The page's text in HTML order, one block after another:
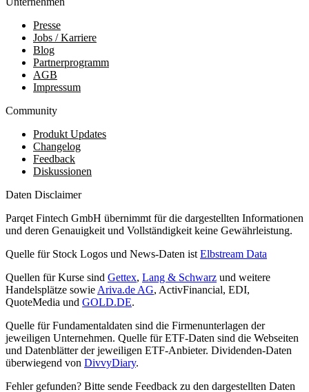
Presse
Jobs / Karriere
Blog
Partnerprogramm
AGB
Impressum
Community
Produkt Updates
Changelog
Feedback
Diskussionen
Daten Disclaimer
Parqet Fintech GmbH übernimmt für die dargestellten Informationen
und deren Genauigkeit und Vollständigkeit keine Gewährleistung.
Quelle für Stock Logos und News-Daten ist Elbstream Data
Quellen für Kurse sind Gettex, Lang & Schwarz und weitere
Handelsplätze sowie Ariva.de AG, ActivFinancial, EDI,
QuoteMedia und GOLD.DE.
Quelle für Fundamentaldaten sind die Firmenunterlagen der
jeweiligen Unternehmen. Quelle für ETF-Daten sind die Webseiten
und Datenblätter der jeweiligen ETF-Anbieter. Dividenden-Daten
überwiegend von DivvyDiary.
Fehler gefunden? Bitte sende Feedback zu den dargestellten Daten